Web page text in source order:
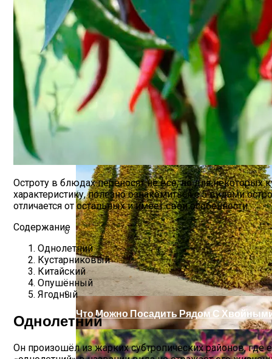
Солевой Раствор От Вредителей Для
Какой Сорт Огурцов Посадить Будущей
Какие Цветы Украсят Альпинарий?
Что Можно Посадить Рядом С
Остроту в блюдах переносят не все, но для некоторых
характеристику, полезно ознакомиться с 5 видами
отличается от остальных и имеет свои особенности.
Содержание
Однолетний
Кустарниковый
Китайский
Опушённый
Ягодный
Однолетний
Он произошёл из жарких субтропических районов,